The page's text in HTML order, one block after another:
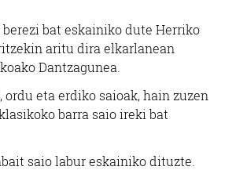
bat eskainiko dute Herriko
aritu dira elkarlanean
Dantzagunea.
eta erdiko saioak, hain zuzen
barra saio ireki bat
saio labur eskainiko dituzte.